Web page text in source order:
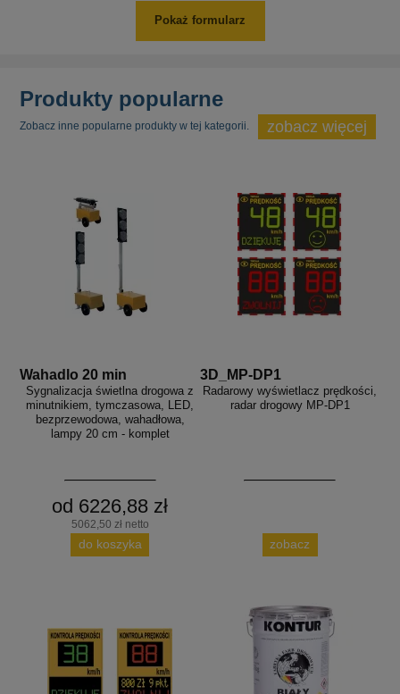
Pokaż formularz
Produkty popularne
Zobacz inne popularne produkty w tej kategorii. zobacz więcej
Wahadlo 20 min
Sygnalizacja świetlna drogowa z
minutnikiem, tymczasowa, LED,
bezprzewodowa, wahadłowa,
lampy 20 cm - komplet
od 6226,88 zł
5062,50 zł netto
do koszyka
3D_MP-DP1
Radarowy wyświetlacz prędkości,
radar drogowy MP-DP1
zobacz